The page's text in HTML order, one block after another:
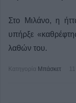
Στο Μιλάνο, η
υπήρξε
λαθών του.
Κατηγορία Μπάσκετ